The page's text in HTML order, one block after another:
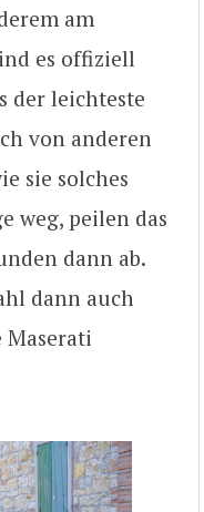
am
es offiziell
der leichteste
von anderen
sie solches
weg, peilen das
dann ab.
dann auch
Maserati